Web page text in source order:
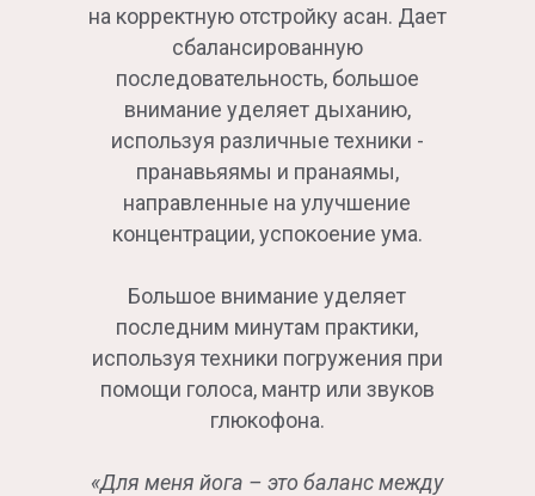
на корректную отстройку асан. Дает
сбалансированную
последовательность, большое
внимание уделяет дыханию,
используя различные техники -
пранавьяямы и пранаямы,
направленные на улучшение
концентрации, успокоение ума.
Большое внимание уделяет
последним минутам практики,
используя техники погружения при
помощи голоса, мантр или звуков
глюкофона.
«Для меня йога – это баланс между